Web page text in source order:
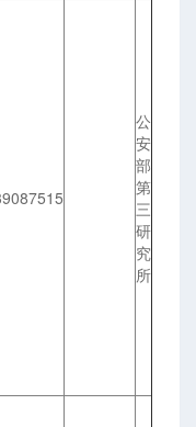
公
安
部
第
三
研
究
所